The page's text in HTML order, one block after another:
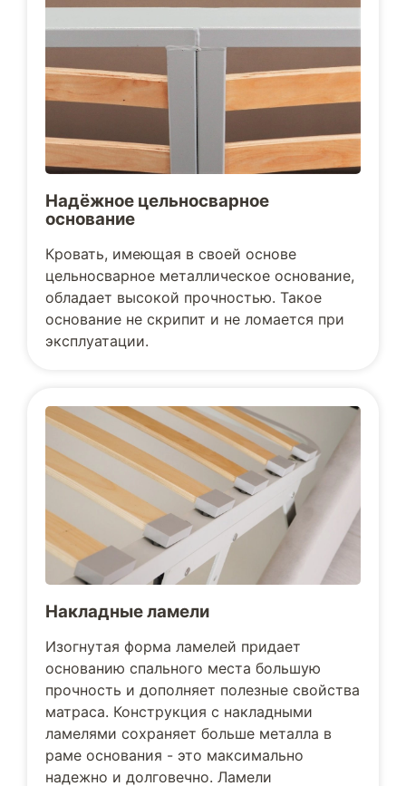
Надёжное цельносварное
основание
Кровать, имеющая в своей основе
цельносварное металлическое основание,
обладает высокой прочностью. Такое
основание не скрипит и не ломается при
эксплуатации.
Накладные ламели
Изогнутая форма ламелей придает
основанию спального места большую
прочность и дополняет полезные свойства
матраса. Конструкция с накладными
ламелями сохраняет больше металла в
раме основания - это максимально
надежно и долговечно. Ламели